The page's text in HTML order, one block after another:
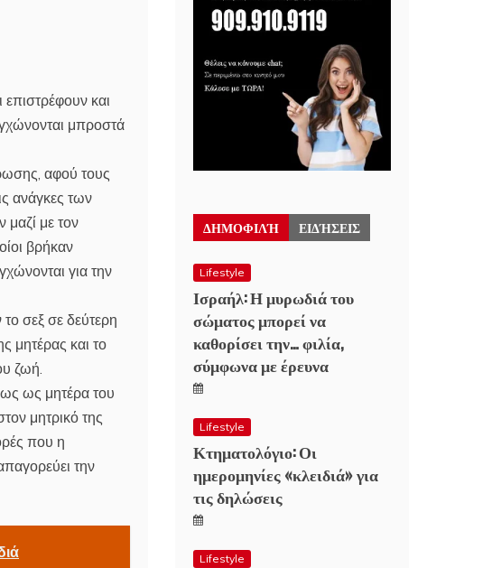
επιστρέφουν και
μπροστά
αφού τους
ανάγκες των
μαζί με τον
βρήκαν
για την
σεξ σε δεύτερη
μητέρας και το
ζωή.
ως μητέρα του
μητρικό της
που η
την
ΔΗΜΟΦΙΛΉ ΕΙΔΉΣΕΙΣ
Lifestyle
Ισραήλ: Η μυρωδιά του
σώματος μπορεί να
καθορίσει την… φιλία,
σύμφωνα με έρευνα
Lifestyle
Κτηματολόγιο: Οι
ημερομηνίες «κλειδιά» για
τις δηλώσεις
Lifestyle